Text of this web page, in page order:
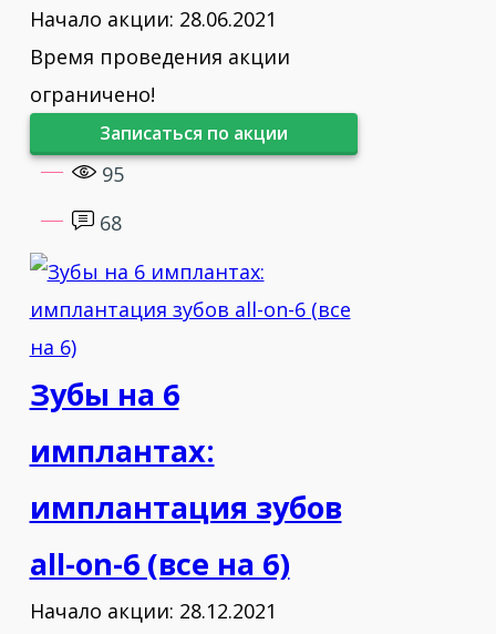
Guru профессиональных
имплантологов
вокруг имплантатов доктора А.Ю.
Февралева
2013 - For participation in AstraTech
Symposium in Moscow
2015 - «Амбулаторно-
наращивания костной ткани в
различных зонах дентальной
Начало акции: 28.06.2021
Время проведения акции
ограничено!
Записаться по акции
95
68
Зубы на 6
имплантах:
имплантация зубов
all-on-6 (все на 6)
Начало акции: 28.12.2021